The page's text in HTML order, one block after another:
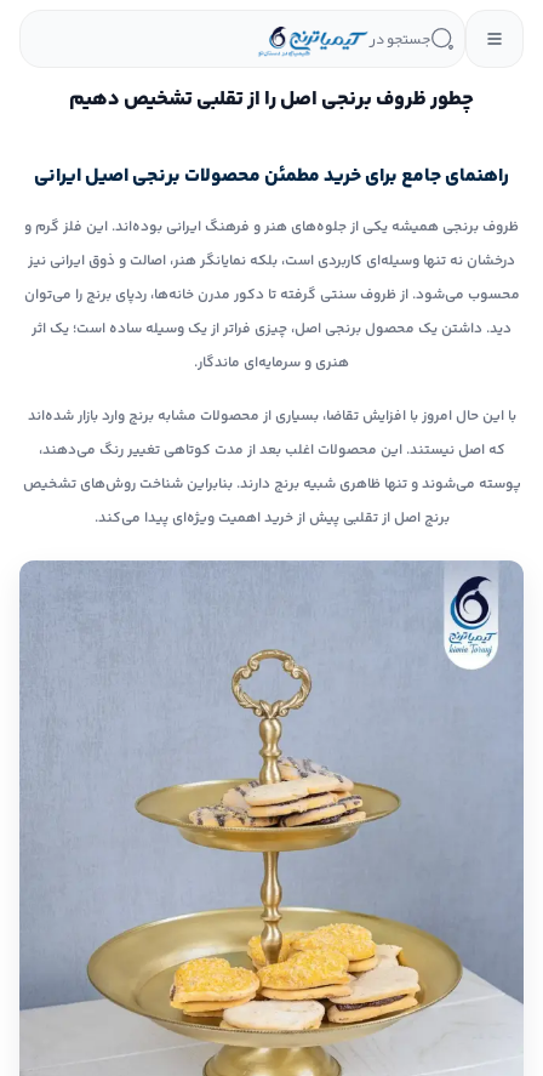
جستجو در
چطور ظروف برنجی اصل را از تقلبی تشخیص دهیم
راهنمای جامع برای خرید مطمئن محصولات برنجی اصیل ایرانی
ظروف برنجی همیشه یکی از جلوه‌های هنر و فرهنگ ایرانی بوده‌اند. این فلز گرم و
درخشان نه تنها وسیله‌ای کاربردی است، بلکه نمایانگر هنر، اصالت و ذوق ایرانی نیز
محسوب می‌شود. از ظروف سنتی گرفته تا دکور مدرن خانه‌ها، ردپای برنج را می‌توان
دید. داشتن یک محصول برنجی اصل، چیزی فراتر از یک وسیله ساده است؛ یک اثر
هنری و سرمایه‌ای ماندگار.
با این حال امروز با افزایش تقاضا، بسیاری از محصولات مشابه برنج وارد بازار شده‌اند
که اصل نیستند. این محصولات اغلب بعد از مدت کوتاهی تغییر رنگ می‌دهند،
پوسته می‌شوند و تنها ظاهری شبیه برنج دارند. بنابراین شناخت روش‌های تشخیص
برنج اصل از تقلبی پیش از خرید اهمیت ویژه‌ای پیدا می‌کند.